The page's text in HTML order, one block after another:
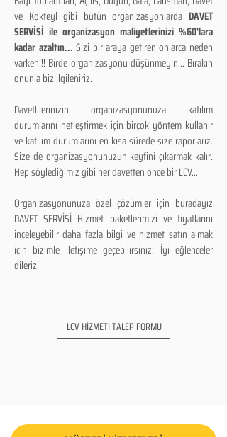
ve Kokteyl gibi bütün organizasyonlarda DAVET
SERVİSİ ile organizasyon maliyetlerinizi %60'lara
kadar azaltın...Sizi bir araya getiren onlarca neden
varken!!! Birde organizasyonu düşünmeyin... Bırakın
onunla biz ilgileniriz.
Davetlilerinizin organizasyonunuza katılım
durumlarını netleştirmek için birçok yöntem kullanır
ve katılım durumlarını en kısa sürede size raporlarız.
Size de organizasyonunuzun keyfini çıkarmak kalır.
Hep söylediğimiz gibi her davetten önce bir LCV...
Organizasyonunuza özel çözümler için buradayız
DAVET SERVİSİ Hizmet paketlerimizi ve fiyatlarını
inceleyebilir daha fazla bilgi ve hizmet satın almak
için bizimle iletişime geçebilirsiniz. İyi eğlenceler
dileriz.
LCV HİZMETİ TALEP FORMU